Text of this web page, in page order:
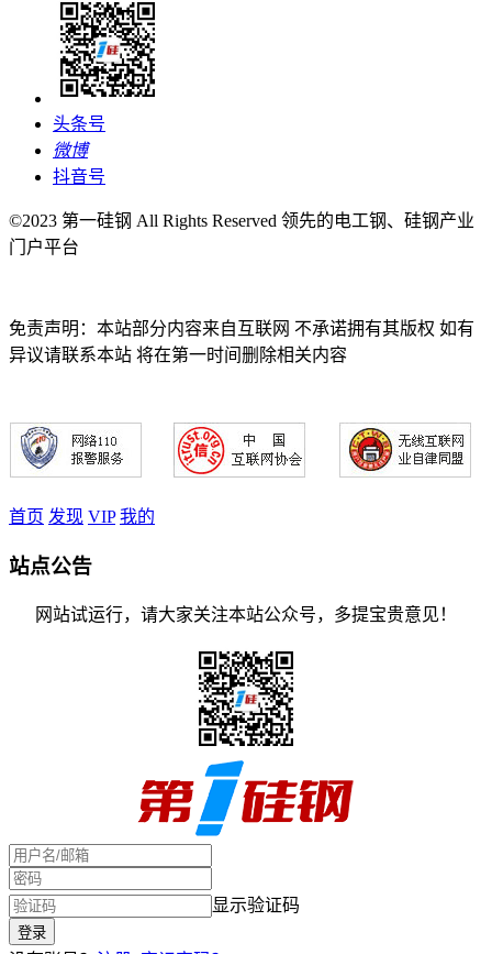
头条号
微博
抖音号
©2023 第一硅钢 All Rights Reserved 领先的电工钢、硅钢产业
门户平台
免责声明：本站部分内容来自互联网 不承诺拥有其版权 如有
异议请联系本站 将在第一时间删除相关内容
首页 发现 VIP 我的
站点公告
网站试运行，请大家关注本站公众号，多提宝贵意见！
显示验证码